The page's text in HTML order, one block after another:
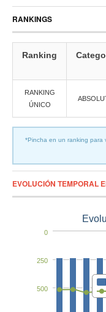
RANKINGS
Ranking
RANKING
ÚNICO
*Pincha en un ranking para
EVOLUCIÓN TEMPORAL
0
250
500